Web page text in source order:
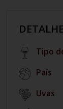
Tipo
País